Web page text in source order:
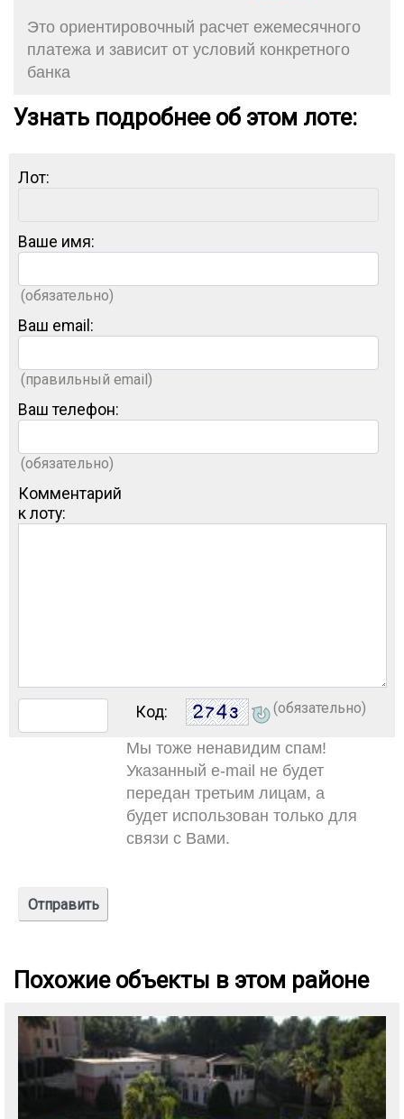
Это ориентировочный расчет ежемесячного
платежа и зависит от условий конкретного
банка
Узнать подробнее об этом лоте:
Лот:
Ваше имя:
(обязательно)
Ваш email:
(правильный email)
Ваш телефон:
(обязательно)
Комментарий
к лоту:
Код: (обязательно)
Мы тоже ненавидим спам!
Указанный e-mail не будет
передан третьим лицам, а
будет использован только для
связи с Вами.
Похожие объекты в этом районе